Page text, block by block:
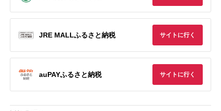
JRE MALLふるさと納税 サイトに行く
auPAYふるさと納税 サイトに行く